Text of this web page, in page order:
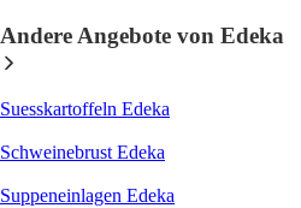
Andere Angebote von Edeka
Suesskartoffeln Edeka
Schweinebrust Edeka
Suppeneinlagen Edeka